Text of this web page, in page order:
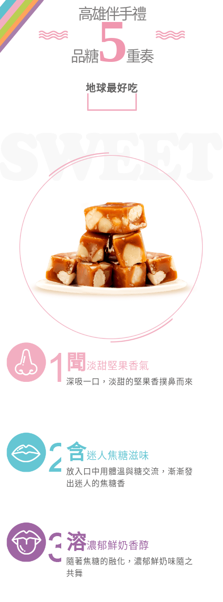
高雄伴手禮
品糖5重奏
地球最好吃
聞 淡甜堅果香氣
深吸一口，淡甜的堅果香撲鼻而來
含迷人焦糖滋味
放入口中用體溫與糖交流，漸漸發
出迷人的焦糖香
溶濃郁鮮奶香醇
隨著焦糖的融化，濃郁鮮奶味隨之
共舞